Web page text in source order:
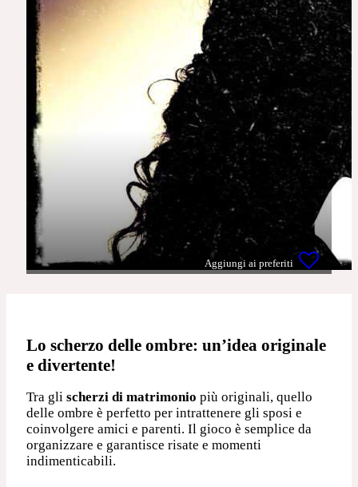
Lo scherzo delle ombre: un’idea originale
e divertente!
Tra gli scherzi di matrimonio più originali, quello
delle ombre è perfetto per intrattenere gli sposi e
coinvolgere amici e parenti. Il gioco è semplice da
organizzare e garantisce risate e momenti
indimenticabili.